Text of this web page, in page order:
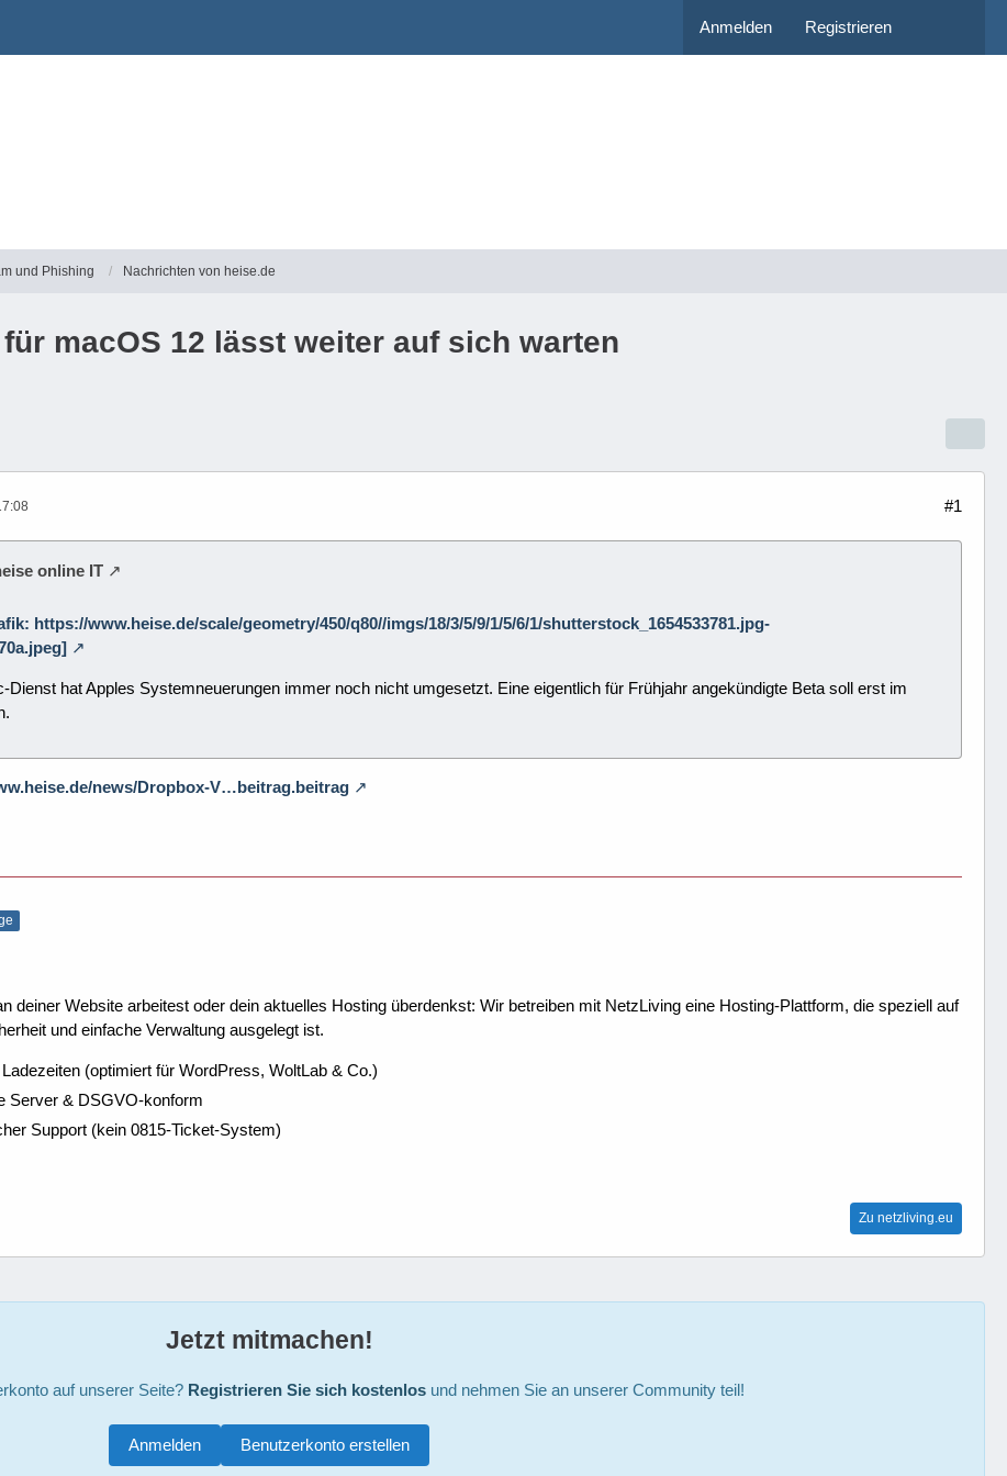
Anmelden Registrieren
und Phishing Nachrichten von heise.de
macOS 12 lässt weiter auf sich warten
#1
online IT
https://www.heise.de/scale/geometry/450/q80//imgs/18/3/5/9/1/5/6/1/shutterstock_1654533781.jpg-
Dienst hat Apples Systemneuerungen immer noch nicht umgesetzt. Eine eigentlich für Frühjahr angekündigte Beta soll erst im
news/Dropbox-V…beitrag.beitrag
deiner Website arbeitest oder dein aktuelles Hosting überdenkst: Wir betreiben mit NetzLiving eine Hosting-Plattform, die speziell auf
und einfache Verwaltung ausgelegt ist.
(optimiert für WordPress, WoltLab & Co.)
Server & DSGVO-konform
Support (kein 0815-Ticket-System)
Zu netzliving.eu
Jetzt mitmachen!
auf unserer Seite? Registrieren Sie sich kostenlosund nehmen Sie an unserer Community teil!
Benutzerkonto erstellen
Anmelden